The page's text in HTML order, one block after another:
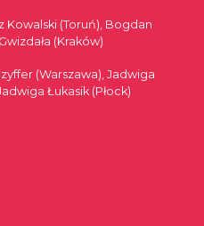
Kowalski (Toruń), Bogdan
(Kraków)
(Warszawa), Jadwiga
Łukasik (Płock)